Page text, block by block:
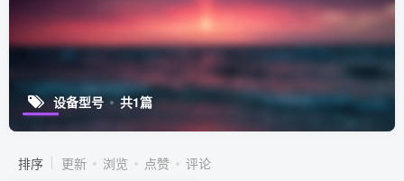
设备型号 共1篇
排序 更新 浏览 点赞 评论